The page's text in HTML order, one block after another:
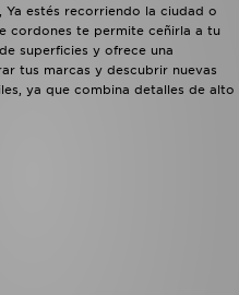
estés recorriendo la ciudad o
cordones te permite ceñirla a tu
superficies y ofrece una
tus marcas y descubrir nuevas
ya que combina detalles de alto